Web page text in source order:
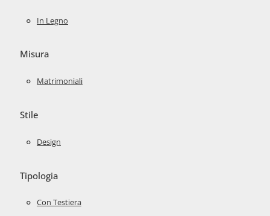
In Legno
Misura
Matrimoniali
Stile
Design
Tipologia
Con Testiera